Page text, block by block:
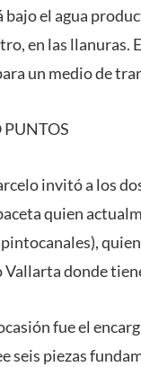
el agua
en las
un medio de
invitó a los
quien
Vallarta donde
fue el
seis piezas